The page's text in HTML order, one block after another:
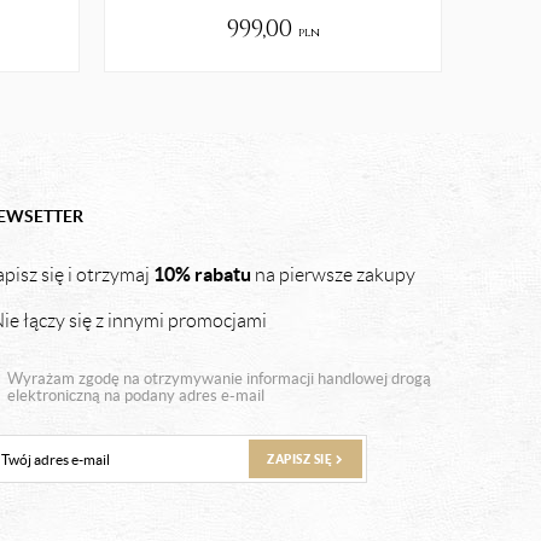
999,00 pln
się i otrzymaj 10% rabatu na pierwsze zakupy
łączy się z innymi promocjami
Wyrażam zgodę na otrzymywanie informacji handlowej drogą
elektroniczną na podany adres e-mail
ZAPISZ SIĘ